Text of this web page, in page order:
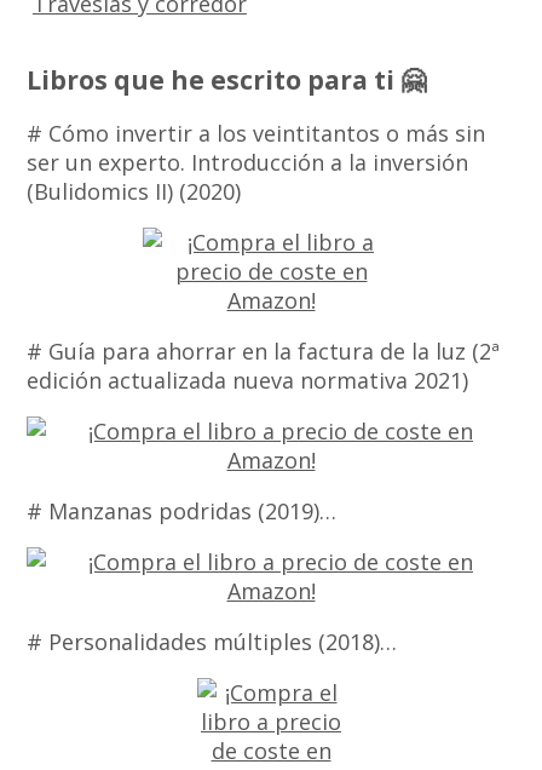
Libros que he escrito para ti 🤗
# Cómo invertir a los veintitantos o más sin
ser un experto. Introducción a la inversión
(Bulidomics II) (2020)
# Guía para ahorrar en la factura de la luz (2ª
edición actualizada nueva normativa 2021)
# Manzanas podridas (2019)…
# Personalidades múltiples (2018)…